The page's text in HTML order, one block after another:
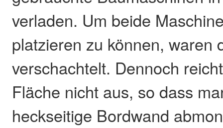
verladen. Um beide
platzieren zu können, waren
verschachtelt. Dennoch
Fläche nicht aus, so dass
heckseitige Bordwand